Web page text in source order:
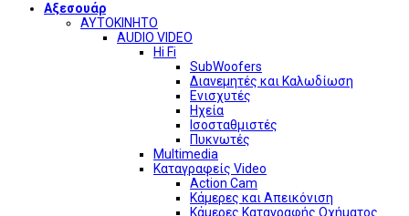
Αξεσουάρ
ΑΥΤΟΚΙΝΗΤΟ
AUDIO VIDEO
Hi Fi
SubWoofers
Διανεμητές και Καλωδίωση
Ενισχυτές
Ηχεία
Ισοσταθμιστές
Πυκνωτές
Multimedia
Καταγραφείς Video
Action Cam
Κάμερες και Απεικόνιση
Κάμερες Καταγραφής Οχήματος